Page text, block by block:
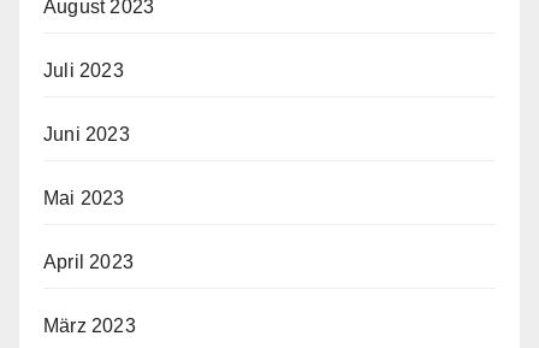
August 2023
Juli 2023
Juni 2023
Mai 2023
April 2023
März 2023